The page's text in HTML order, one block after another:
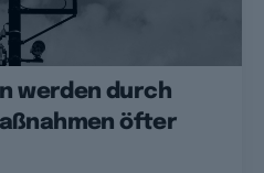
werden durch
öfter